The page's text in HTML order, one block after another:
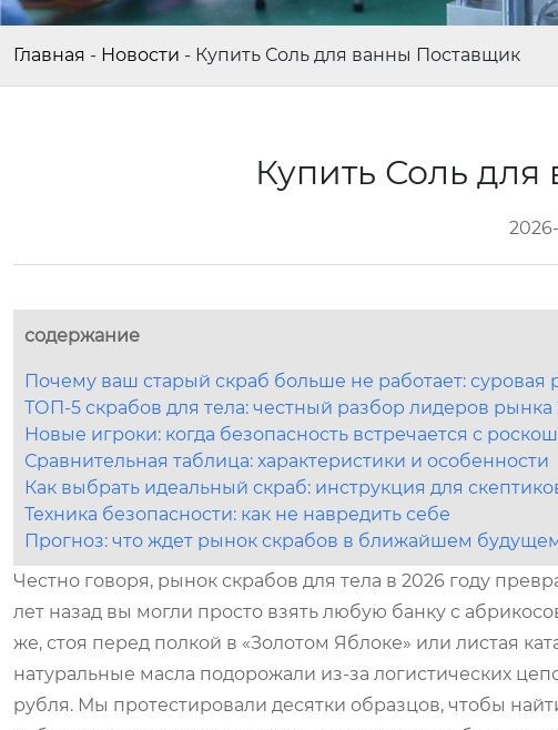
Главная - Новости - Купить Соль для ванны Поставщик
Купить Соль
содержание
Почему ваш старый скраб больше не работает: суровая
ТОП-5 скрабов для тела: честный разбор лидеров рынка
Новые игроки: когда безопасность встречается с
Сравнительная таблица: характеристики и особенности
Как выбрать идеальный скраб: инструкция для
Техника безопасности: как не навредить себе
Прогноз: что ждет рынок скрабов в ближайшем
Честно говоря, рынок скрабов для тела в 2026 году
лет назад вы могли просто взять любую банку с
же, стоя перед полкой в «Золотом Яблоке» или листая
натуральные масла подорожали из-за логистических
рубля. Мы протестировали десятки образцов, чтобы